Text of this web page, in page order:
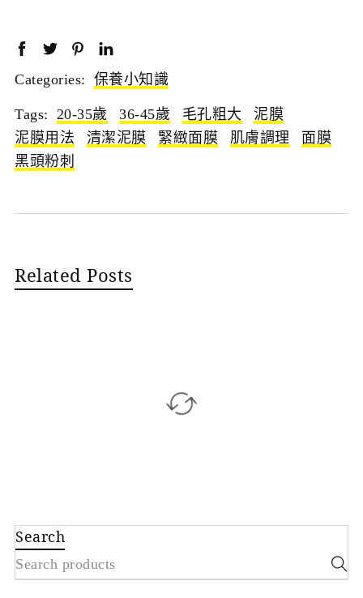
Categories: 保養小知識
Tags: 20-35歲 36-45歲 毛孔粗大
泥膜
泥膜用法
清潔泥膜 緊緻面膜 肌膚調理
面膜
黑頭粉刺
Related Posts
Search